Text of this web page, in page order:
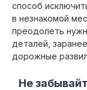
способ
в незнакомой
преодолеть
деталей,
дорожные
Не